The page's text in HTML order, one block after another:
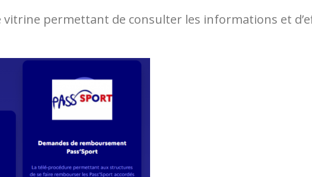
vitrine permettant de consulter les informations et